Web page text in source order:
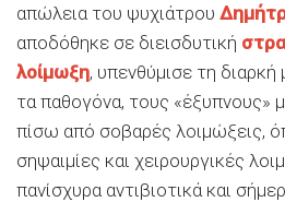
απώλεια του ψυχιάτρου
αποδόθηκε σε διεισδυτική
λοίμωξη, υπενθύμισε τη
τα παθογόνα, τους «έξυπνους»
πίσω από σοβαρές λοιμώξεις,
σηψαιμίες και χειρουργικές
πανίσχυρα αντιβιοτικά και